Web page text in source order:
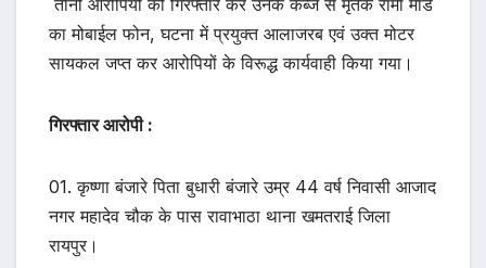
का मोबाईल फोन, घटना में प्रयुक्त आलाजरब एवं उक्त मोटर
सायकल जप्त कर आरोपियों के विरूद्ध कार्यवाही किया गया।
गिरफ्तार आरोपी :
01. कृष्णा बंजारे पिता बुधारी बंजारे उम्र 44 वर्ष निवासी आजाद
नगर महादेव चौक के पास रावाभाठा थाना खमतराई जिला
रायपुर।